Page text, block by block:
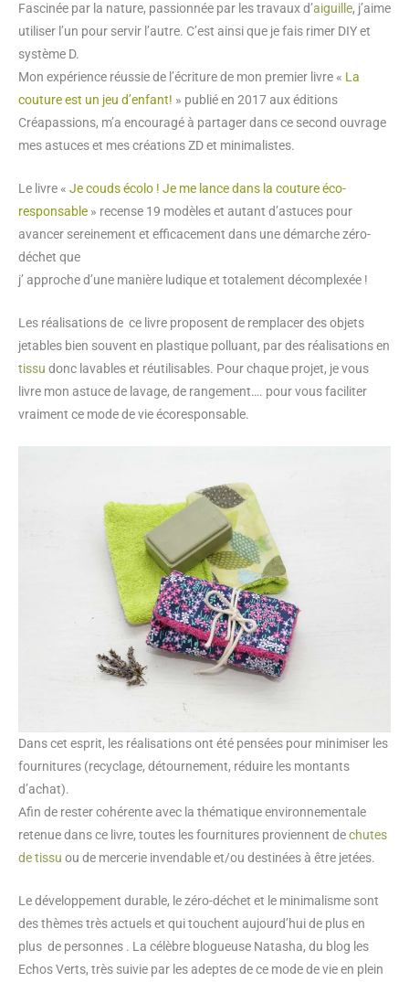
Fascinée par la nature, passionnée par les travaux d’aiguille, j’aime
utiliser l’un pour servir l’autre. C’est ainsi que je fais rimer DIY et
système D.
Mon expérience réussie de l’écriture de mon premier livre « La
couture est un jeu d’enfant! » publié en 2017 aux éditions
Créapassions, m’a encouragé à partager dans ce second ouvrage
mes astuces et mes créations ZD et minimalistes.
Le livre « Je couds écolo ! Je me lance dans la couture éco-
responsable » recense 19 modèles et autant d’astuces pour
avancer sereinement et efficacement dans une démarche zéro-
déchet que
j’ approche d’une manière ludique et totalement décomplexée !
Les réalisations de ce livre proposent de remplacer des objets
jetables bien souvent en plastique polluant, par des réalisations en
tissu donc lavables et réutilisables. Pour chaque projet, je vous
livre mon astuce de lavage, de rangement…. pour vous faciliter
vraiment ce mode de vie écoresponsable.
Dans cet esprit, les réalisations ont été pensées pour minimiser les
fournitures (recyclage, détournement, réduire les montants
d’achat).
Afin de rester cohérente avec la thématique environnementale
retenue dans ce livre, toutes les fournitures proviennent dechutes
de tissu ou de mercerie invendable et/ou destinées à être jetées.
Le développement durable, le zéro-déchet et le minimalisme sont
des thèmes très actuels et qui touchent aujourd’hui de plus en
plus de personnes . La célèbre blogueuse Natasha, du blog les
Echos Verts, très suivie par les adeptes de ce mode de vie en plein